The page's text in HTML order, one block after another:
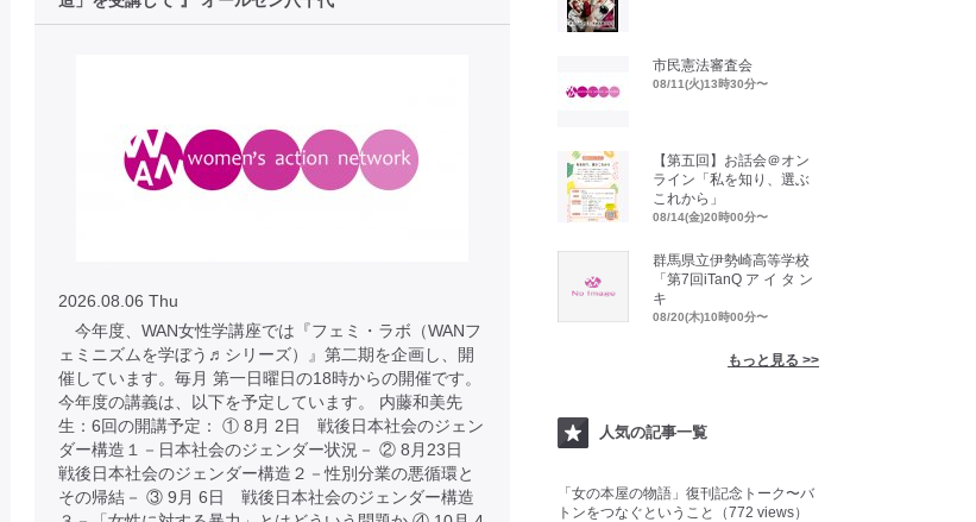
2026.08.06 Thu
今年度、WAN女性学講座では『フェミ・ラボ（WANフ
ェミニズムを学ぼう♬シリーズ）』第二期を企画し、開
催しています。毎月 第一日曜日の18時からの開催です。
今年度の講義は、以下を予定しています。 内藤和美先
生：6回の開講予定： ① 8月 2日 戦後日本社会のジェン
ダー構造１－日本社会のジェンダー状況－ ② 8月23日
戦後日本社会のジェンダー構造２－性別分業の悪循環と
その帰結－ ③ 9月 6日 戦後日本社会のジェンダー構造
市民憲法審査会
08/11(火)13時30分〜
【第五回】お話会＠オン
ライン「私を知り、選ぶ
これから」
08/14(金)20時00分〜
群馬県立伊勢崎高等学校
「第7回iTanQ ア イ タ ン
キ
08/20(木)10時00分〜
もっと見る >>
人気の記事一覧
「女の本屋の物語」復刊記念トーク〜バ
トンをつなぐということ（772 views）